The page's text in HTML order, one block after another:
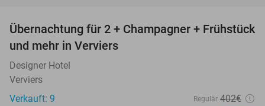
43%
Übernachtung für 2 + Champagner + Frühstück
und mehr in Verviers
Designer Hotel
Verviers
Verkauft: 9
Regulär 402€